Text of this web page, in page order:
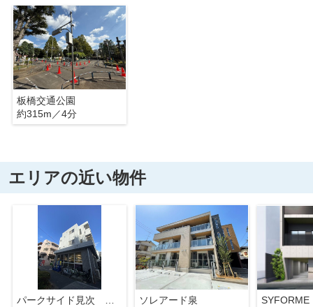
板橋交通公園
約315m／4分
エリアの近い物件
ソレアード泉